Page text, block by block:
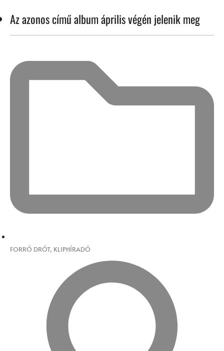
Az azonos című album április végén jelenik meg
FORRÓ DRÓT, KLIPHÍRADÓ